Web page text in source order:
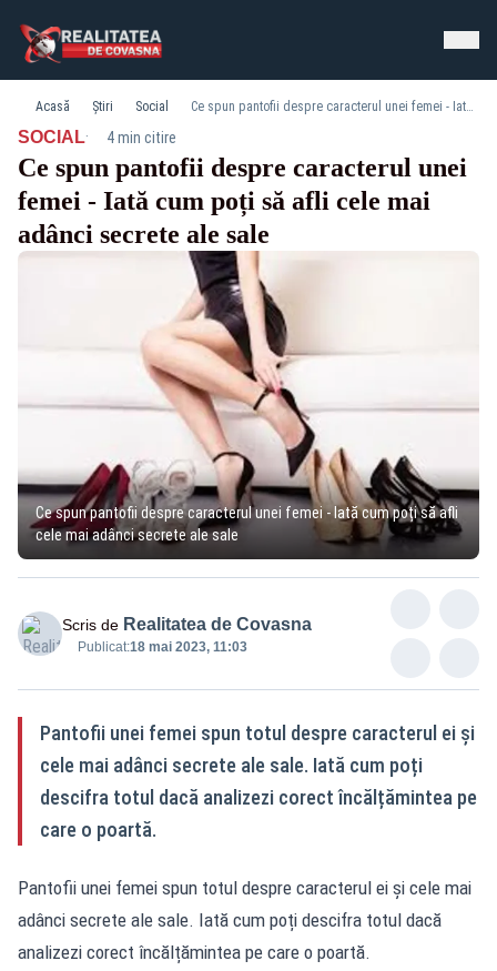
Acasă Știri Social Ce spun pantofii despre caracterul unei femei - Iată cum poți să afli cele mai adânci secrete ale sale
SOCIAL· 4 min citire
Ce spun pantofii despre caracterul unei
femei - Iată cum poți să afli cele mai
adânci secrete ale sale
Ce spun pantofii despre caracterul unei femei - Iată cum poți să afli
cele mai adânci secrete ale sale
Scris de Realitatea de Covasna
Publicat:18 mai 2023, 11:03
Pantofii unei femei spun totul despre caracterul ei și
cele mai adânci secrete ale sale. Iată cum poți
descifra totul dacă analizezi corect încălțămintea pe
care o poartă.
Pantofii unei femei spun totul despre caracterul ei și cele mai
adânci secrete ale sale. Iată cum poți descifra totul dacă
analizezi corect încălțămintea pe care o poartă.